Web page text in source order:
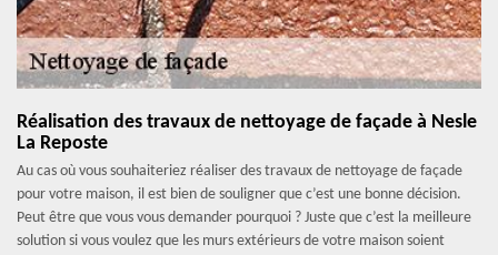
Réalisation des travaux de nettoyage de façade à Nesle
La Reposte
Au cas où vous souhaiteriez réaliser des travaux de nettoyage de façade
pour votre maison, il est bien de souligner que c’est une bonne décision.
Peut être que vous vous demander pourquoi ? Juste que c’est la meilleure
solution si vous voulez que les murs extérieurs de votre maison soient